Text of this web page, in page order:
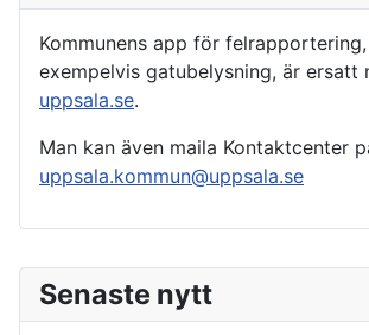
Senaste nytt
Kommunens app för
exempelvis gatubelysning, är ersatt
uppsala.se.
Man kan även maila Kontaktcenter
uppsala.kommun@uppsala.se